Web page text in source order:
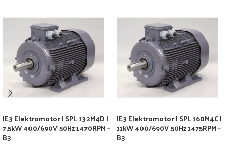
IE3 Elektromotor | SPL 132M4D |
7,5kW 400/690V 50Hz 1470RPM –
B3
IE3 Elektromotor | SPL 160M4C |
11kW 400/690V 50Hz 1475RPM –
B3